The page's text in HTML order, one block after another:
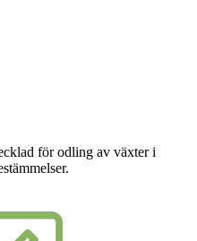
för odling av växter i